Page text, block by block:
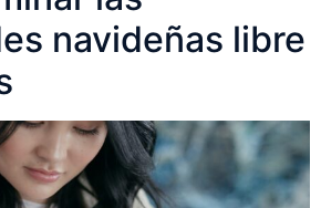
navideñas libre